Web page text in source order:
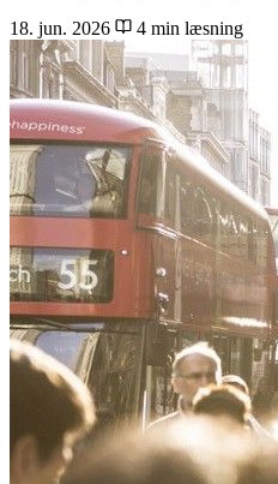
18. jun. 2026
4 min læsning